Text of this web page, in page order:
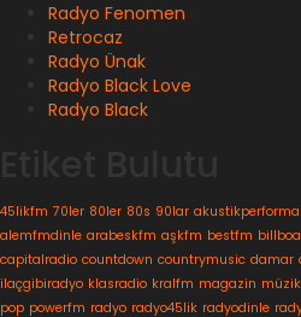
Radyo Fenomen
Retrocaz
Radyo Ünak
Radyo Black Love
Radyo Black
45likfm 70ler 80ler 80s 90lar
alemfmdinle arabeskfm aşkfm bestfm
capitalradio countdown countrymusic damar
ilaçgibiradyo klasradio kralfm magazin müzik
pop powerfm radyo radyo45lik radyodinle